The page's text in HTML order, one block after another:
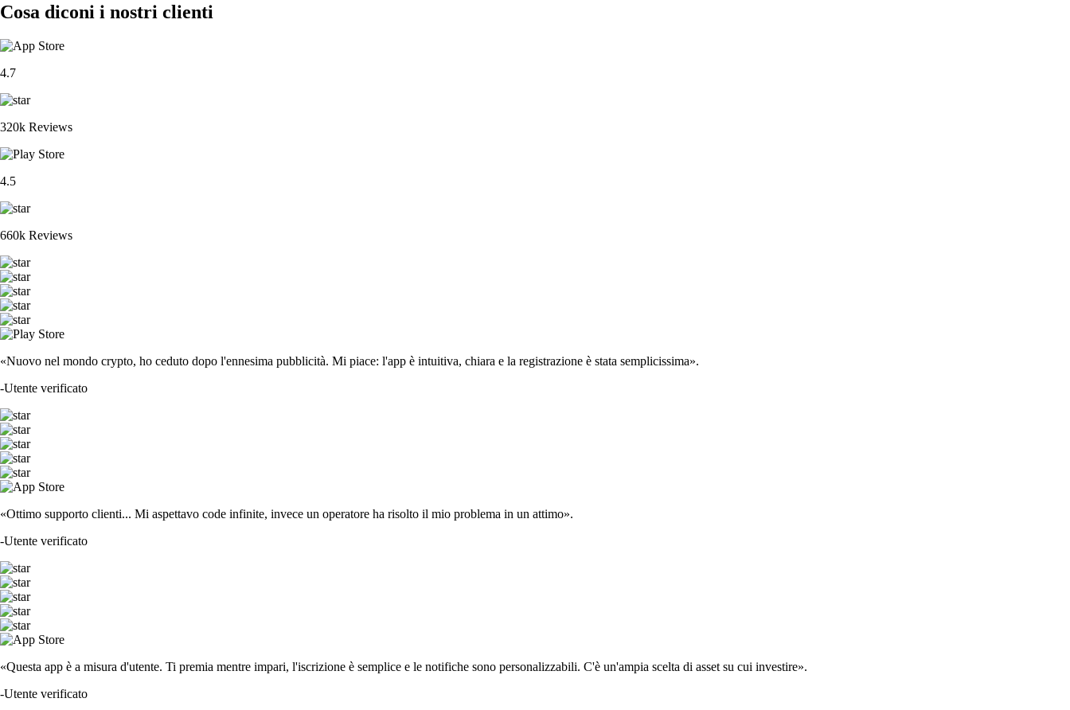
Cosa diconi i nostri clienti
4.7
320k Reviews
4.5
660k Reviews
«Nuovo nel mondo crypto, ho ceduto dopo l'ennesima pubblicità. Mi piace: l'app è intuitiva, chiara e la registrazione è stata semplicissima».
-Utente verificato
«Ottimo supporto clienti... Mi aspettavo code infinite, invece un operatore ha risolto il mio problema in un attimo».
-Utente verificato
«Questa app è a misura d'utente. Ti premia mentre impari, l'iscrizione è semplice e le notifiche sono personalizzabili. C'è un'ampia scelta di asset su cui investire».
-Utente verificato